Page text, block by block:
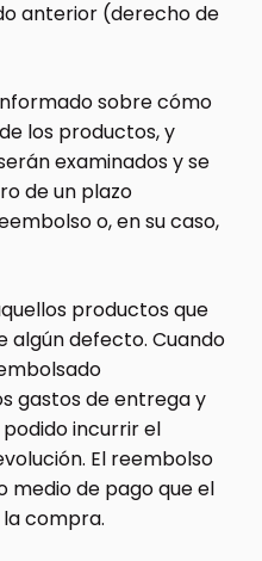
anterior (derecho de
sobre cómo
los productos, y
examinados y se
de un plazo
o, en su caso,
productos que
algún defecto. Cuando
gastos de entrega y
incurrir el
El reembolso
medio de pago que el
compra.